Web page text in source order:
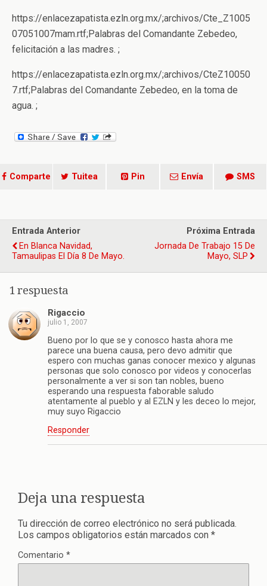
https://enlacezapatista.ezln.org.mx/;archivos/Cte_Z1005
07051007mam.rtf;Palabras del Comandante Zebedeo,
felicitación a las madres. ;
https://enlacezapatista.ezln.org.mx/;archivos/CteZ10050
7.rtf;Palabras del Comandante Zebedeo, en la toma de
agua. ;
Comparte Tuitea Pin Envía SMS
Entrada Anterior
En Blanca Navidad,
Tamaulipas El Día 8 De Mayo.
Próxima Entrada
Jornada De Trabajo 15 De
Mayo, SLP
1 respuesta
Rigaccio
julio 1, 2007
Bueno por lo que se y conosco hasta ahora me
parece una buena causa, pero devo admitir que
espero con muchas ganas conocer mexico y algunas
personas que solo conosco por videos y conocerlas
personalmente a ver si son tan nobles, bueno
esperando una respuesta faborable saludo
atentamente al pueblo y al EZLN y les deceo lo mejor,
muy suyo Rigaccio
Responder
Deja una respuesta
Tu dirección de correo electrónico no será publicada.
Los campos obligatorios están marcados con *
Comentario *